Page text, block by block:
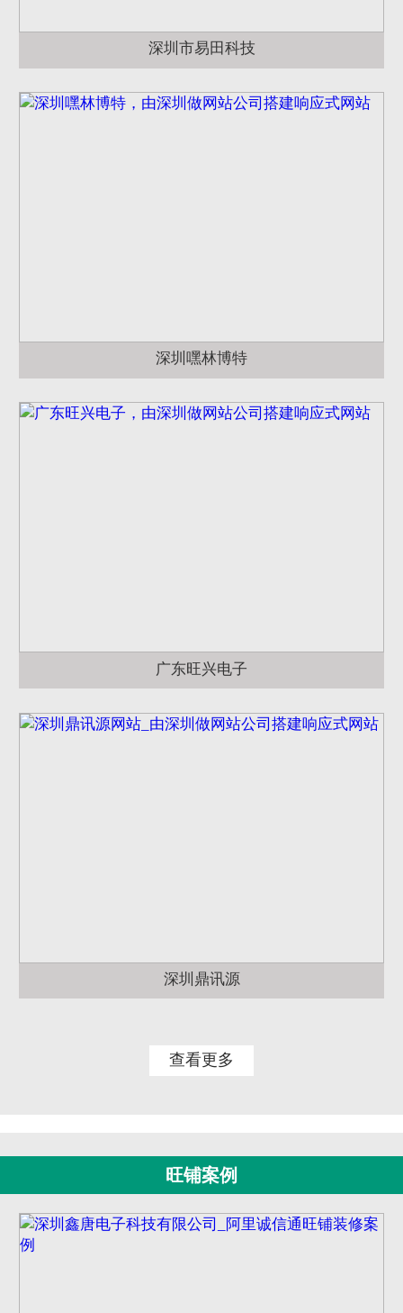
深圳市易田科技
深圳嘿林博特
广东旺兴电子
深圳鼎讯源
查看更多
旺铺案例